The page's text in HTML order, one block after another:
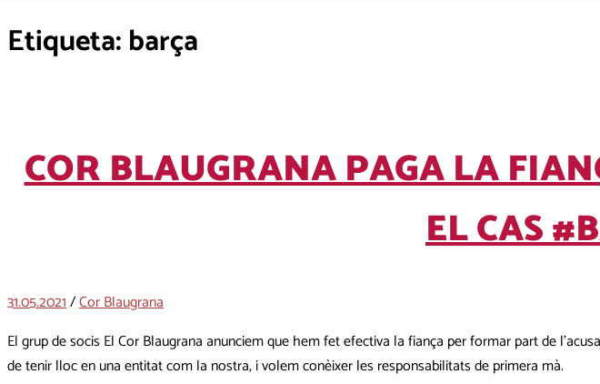
Etiqueta:barça
COR BLAUGRANA PAGA LA
EL CAS
31.05.2021/Cor Blaugrana
El grup de socis El Cor Blaugrana anunciem que hem fet efectiva la fiança per formar part de
de tenir lloc en una entitat com la nostra, i volem conèixer les responsabilitats de primera mà.